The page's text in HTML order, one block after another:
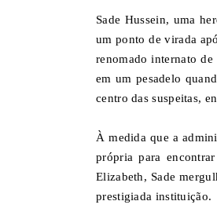
Sade Hussein, uma
um ponto de virada
renomado internato
em um pesadelo
centro das suspeitas,
À medida que a
própria para
Elizabeth, Sade
prestigiada instituição.